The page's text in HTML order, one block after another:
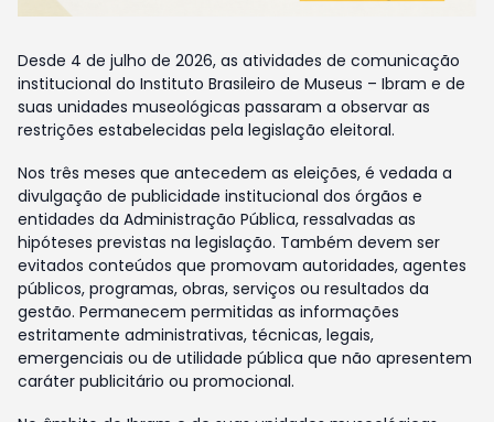
Desde 4 de julho de 2026, as atividades de comunicação
institucional do Instituto Brasileiro de Museus – Ibram e de
suas unidades museológicas passaram a observar as
restrições estabelecidas pela legislação eleitoral.
Nos três meses que antecedem as eleições, é vedada a
divulgação de publicidade institucional dos órgãos e
entidades da Administração Pública, ressalvadas as
hipóteses previstas na legislação. Também devem ser
evitados conteúdos que promovam autoridades, agentes
públicos, programas, obras, serviços ou resultados da
gestão. Permanecem permitidas as informações
estritamente administrativas, técnicas, legais,
emergenciais ou de utilidade pública que não apresentem
caráter publicitário ou promocional.